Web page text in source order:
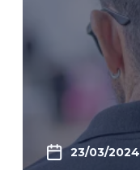
23/03/2024